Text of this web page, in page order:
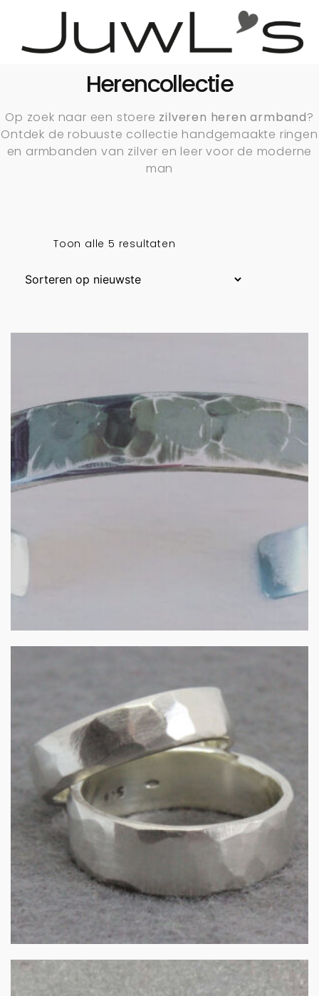
Herencollectie
Op zoek naar een stoere zilveren heren armband?
Ontdek de robuuste collectie handgemaakte ringen
en armbanden van zilver en leer voor de moderne
man
Toon alle 5 resultaten
Zilveren armband
€165.00
Robuust in zilver
€ 145.00
IN WINKELMAND